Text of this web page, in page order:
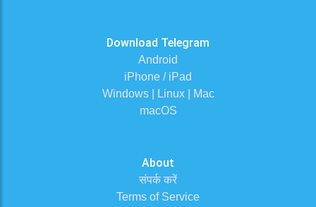
Download Telegram
Android
iPhone / iPad
Windows | Linux | Mac
macOS
About
संपर्क करें
Terms of Service